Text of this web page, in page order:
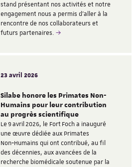
stand présentant nos activités et notre
engagement nous a permis d'aller à la
rencontre de nos collaborateurs et
futurs partenaires.
23 avril 2026
Silabe honore les Primates Non-
Humains pour leur contribution
au progrès scientifique
Le 9 avril 2026, le Fort Foch a inauguré
une œuvre dédiée aux Primates
Non‑Humains qui ont contribué, au fil
des décennies, aux avancées de la
recherche biomédicale soutenue par la